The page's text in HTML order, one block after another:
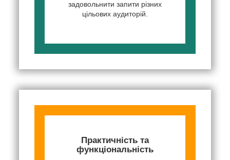
задовольнити запити різних
цільових аудиторій.
Практичність та
функціональність